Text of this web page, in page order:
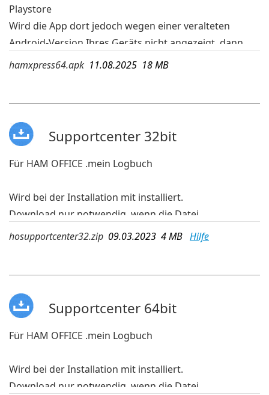
Playstore
Wird die App dort jedoch wegen einer veralteten
Android-Version Ihres Geräts nicht angezeigt, dann
kann die APK-Datei geladen und auf dem mobilen
hamxpress64.apk 11.08.2025 18 MB
Supportcenter 32bit
Für HAM OFFICE .mein Logbuch
Wird bei der Installation mit installiert.
Download nur notwendig, wenn die Datei
hosupportcenter.exe nicht mehr auf dem PC
hosupportcenter32.zip 09.03.2023 4 MB Hilfe
Supportcenter 64bit
Für HAM OFFICE .mein Logbuch
Wird bei der Installation mit installiert.
Download nur notwendig, wenn die Datei